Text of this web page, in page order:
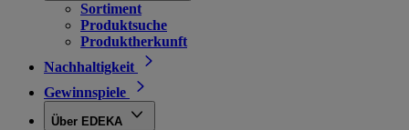
Sortiment
Produktsuche
Produktherkunft
Nachhaltigkeit
Gewinnspiele
Über EDEKA